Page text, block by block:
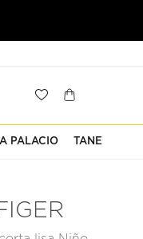
PALACIO TANE